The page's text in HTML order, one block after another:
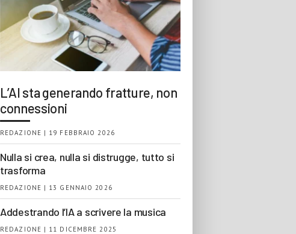
L’AI sta generando fratture, non
connessioni
REDAZIONE | 19 FEBBRAIO 2026
Nulla si crea, nulla si distrugge, tutto si
trasforma
REDAZIONE | 13 GENNAIO 2026
Addestrando l’IA a scrivere la musica
REDAZIONE | 11 DICEMBRE 2025